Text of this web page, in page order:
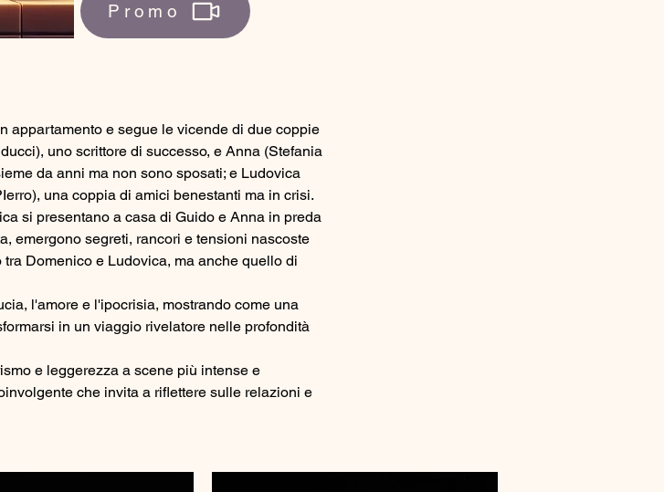
Promo
appartamento e segue le vicende di due coppie
uno scrittore di successo, e Anna (Stefania
da anni ma non sono sposati; e Ludovica
una coppia di amici benestanti ma in crisi.
si presentano a casa di Guido e Anna in preda
emergono segreti, rancori e tensioni nascoste
Domenico e Ludovica, ma anche quello di
l'amore e l'ipocrisia, mostrando come una
in un viaggio rivelatore nelle profondità
e leggerezza a scene più intense e
che invita a riflettere sulle relazioni e